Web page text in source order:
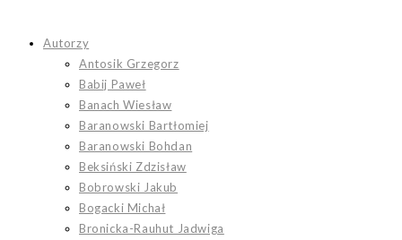
treści
Autorzy
Antosik Grzegorz
Babij Paweł
Banach Wiesław
Baranowski Bartłomiej
Baranowski Bohdan
Beksiński Zdzisław
Bobrowski Jakub
Bogacki Michał
Bronicka-Rauhut Jadwiga